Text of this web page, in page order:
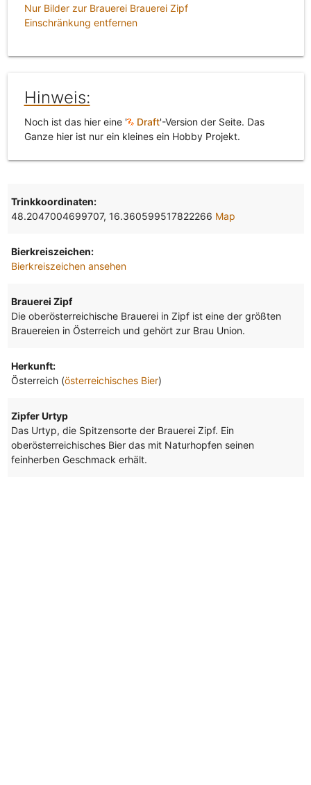
Nur Bilder zur Brauerei Brauerei Zipf
Einschränkung entfernen
Hinweis:
Noch ist das hier eine ' Draft'-Version der Seite. Das
Ganze hier ist nur ein kleines ein Hobby Projekt.
Trinkkoordinaten:
48.2047004699707, 16.360599517822266 Map
Bierkreiszeichen:
Bierkreiszeichen ansehen
Brauerei Zipf
Die oberösterreichische Brauerei in Zipf ist eine der größten
Brauereien in Österreich und gehört zur Brau Union.
Herkunft:
Österreich (österreichisches Bier)
Zipfer Urtyp
Das Urtyp, die Spitzensorte der Brauerei Zipf. Ein
oberösterreichisches Bier das mit Naturhopfen seinen
feinherben Geschmack erhält.